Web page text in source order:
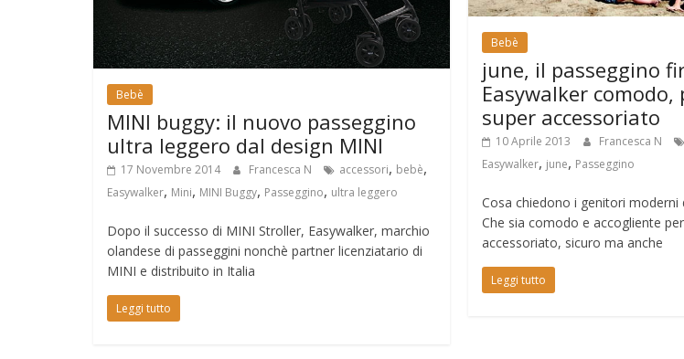
Bebè
MINI buggy: il nuovo passeggino
ultra leggero dal design MINI
17 Novembre 2014 Francesca N accessori, bebè,
Easywalker, Mini, MINI Buggy, Passeggino, ultra leggero
Dopo il successo di MINI Stroller, Easywalker, marchio
olandese di passeggini nonchè partner licenziatario di
MINI e distribuito in Italia
Leggi tutto
Bebè
june, il passeggino
Easywalker comodo,
super accessoriato
10 Aprile 2013 Francesca N
Easywalker, june, Passeggino
Cosa chiedono i genitori moderni
Che sia comodo e accogliente
accessoriato, sicuro ma anche
Leggi tutto